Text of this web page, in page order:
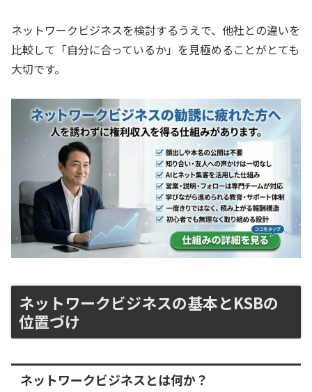
ネットワークビジネスを検討するうえで、他社との違いを
比較して「自分に合っているか」を見極めることがとても
大切です。
ネットワークビジネスの基本とKSBの
位置づけ
ネットワークビジネスとは何か？